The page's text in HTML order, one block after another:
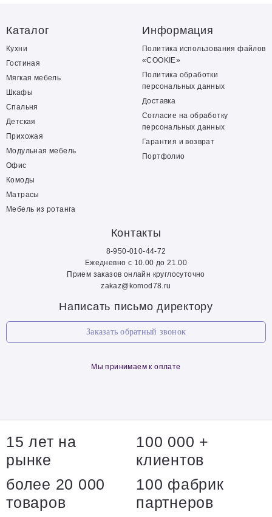
Каталог
Кухни
Гостиная
Мягкая мебель
Шкафы
Спальня
Детская
Прихожая
Модульная мебель
Офис
Комоды
Матрасы
Мебель из ротанга
Информация
Политика использования файлов
«COOKIE»
Политика обработки
персональных данных
Доставка
Согласие на обработку
персональных данных
Гарантия и возврат
Портфолио
Контакты
8-950-010-44-72
Ежедневно с 10.00 до 21.00
Прием заказов онлайн круглосуточно
zakaz@komod78.ru
Написать письмо директору
Заказать обратный звонок
Мы принимаем к оплате
15 лет на
рынке
100 000 +
клиентов
более 20 000
товаров
100 фабрик
партнеров